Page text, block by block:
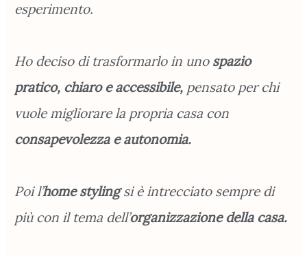
esperimento.
Ho deciso di trasformarlo in unospazio
pratico, chiaro e accessibile, pensato per chi
vuole migliorare la propria casa con
consapevolezza e autonomia.
Poi l’home stylingsi è intrecciato sempre di
più con il tema dell’organizzazione della casa.